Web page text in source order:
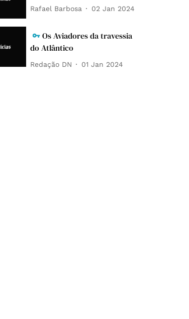
Rafael Barbosa 02 Jan 2024
Os Aviadores da travessia
do Atlântico
Redação DN 01 Jan 2024